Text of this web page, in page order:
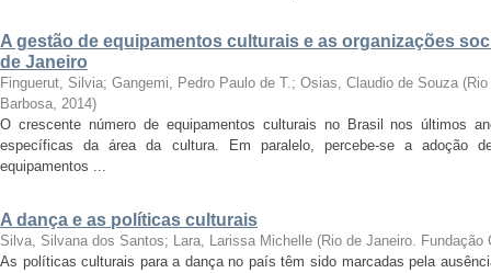
A gestão de equipamentos culturais e as organizações
de Janeiro
Finguerut, Silvia; Gangemi, Pedro Paulo de T.; Osias, Claudio de Souza (
Barbosa, 2014)
O crescente número de equipamentos culturais no Brasil nos últimos
específicas da área da cultura. Em paralelo, percebe-se a adoção
equipamentos ...
A dança e as políticas culturais
Silva, Silvana dos Santos; Lara, Larissa Michelle (Rio de Janeiro. Fundação
As políticas culturais para a dança no país têm sido marcadas pela